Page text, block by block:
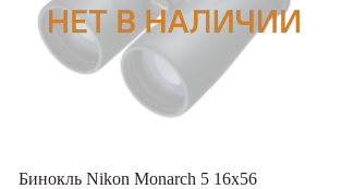
Бинокль Nikon Monarch 5 16x56